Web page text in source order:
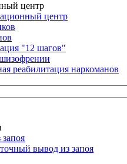
центр
центр
"12 шагов"
реабилитация наркоманов
вывод из запоя